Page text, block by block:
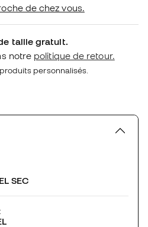
de chez vous.
taille gratuit.
notre politique de retour.
personnalisés.
SEC